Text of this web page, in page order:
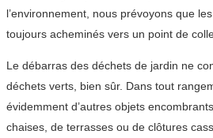
l’environnement, nous prévoyons que
toujours acheminés vers un point de
Le débarras des déchets de jardin ne
déchets verts, bien sûr. Dans tout
évidemment d’autres objets
chaises, de terrasses ou de clôtures